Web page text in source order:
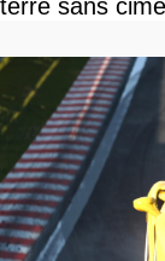
terre sans